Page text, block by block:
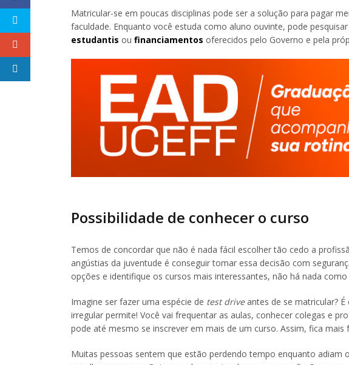
Matricular-se em poucas disciplinas pode ser a solução para pagar
faculdade. Enquanto você estuda como aluno ouvinte, pode
estudantis ou financiamentos oferecidos pelo Governo e pela
Possibilidade de conhecer o curso
Temos de concordar que não é nada fácil escolher tão cedo a
angústias da juventude é conseguir tomar essa decisão com
opções e identifique os cursos mais interessantes, não há nada
Imagine ser fazer uma espécie de test driveantes de se matricular?
irregular permite! Você vai frequentar as aulas, conhecer colegas e
pode até mesmo se inscrever em mais de um curso. Assim, fica mais
Muitas pessoas sentem que estão perdendo tempo enquanto adiam